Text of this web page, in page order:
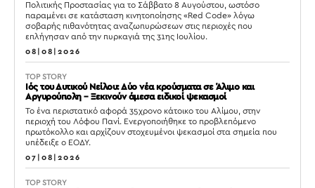
Πολιτικής Προστασίας για το Σάββατο 8 Αυγούστου, ωστόσο
παραμένει σε κατάσταση κινητοποίησης «Red Code» λόγω
σοβαρής πιθανότητας αναζωπυρώσεων στις περιοχές που
επλήγησαν από την πυρκαγιά της 31ης Ιουλίου.
08|08|2026
TOP STORY
Ιός του Δυτικού Νείλου: Δύο νέα κρούσματα σε Άλιμο και
Αργυρούπολη – Ξεκινούν άμεσα ειδικοί ψεκασμοί
Το ένα περιστατικό αφορά 35χρονο κάτοικο του Αλίμου, στην
περιοχή του Λόφου Πανί. Ενεργοποιήθηκε το προβλεπόμενο
πρωτόκολλο και αρχίζουν στοχευμένοι ψεκασμοί στα σημεία που
υπέδειξε ο ΕΟΔΥ.
07|08|2026
TOP STORY